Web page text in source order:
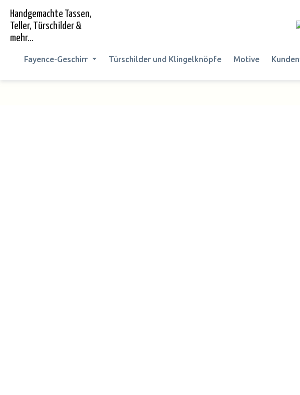
Zur Hauptnavigation springen
Handgemachte Tassen,
Teller, Türschilder &
mehr...
Fayence-Geschirr Türschilder und Klingelknöpfe Motive